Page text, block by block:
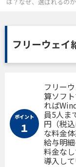
フリーウェイ
ポイント
１
フリー
算ソフ
れば
員5人ま
円（税
な料金
給与明
料金な
導入して